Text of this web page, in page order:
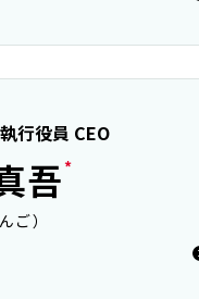
行役員 CEO
吾*
ご）